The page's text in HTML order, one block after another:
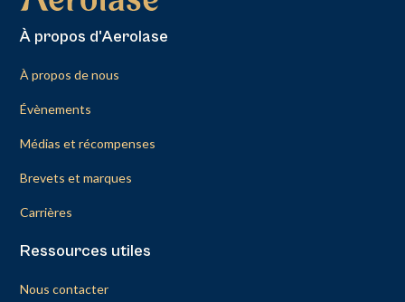
À propos d'Aerolase
À propos de nous
Évènements
Médias et récompenses
Brevets et marques
Carrières
Ressources utiles
Nous contacter